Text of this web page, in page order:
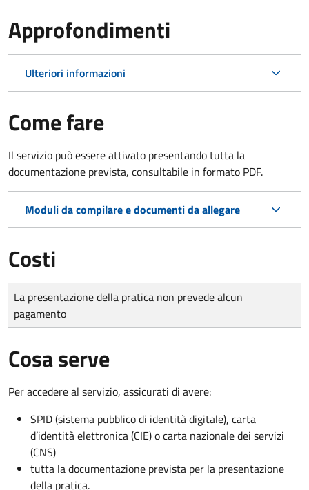
Approfondimenti
Ulteriori informazioni
Come fare
Il servizio può essere attivato presentando tutta la
documentazione prevista, consultabile in formato PDF.
Moduli da compilare e documenti da allegare
Costi
Tipo di pagamento
Importo
La presentazione della pratica non prevede alcun
pagamento
Cosa serve
Per accedere al servizio, assicurati di avere:
SPID (sistema pubblico di identità digitale), carta
d’identità elettronica (CIE) o carta nazionale dei servizi
(CNS)
tutta la documentazione prevista per la presentazione
della pratica.